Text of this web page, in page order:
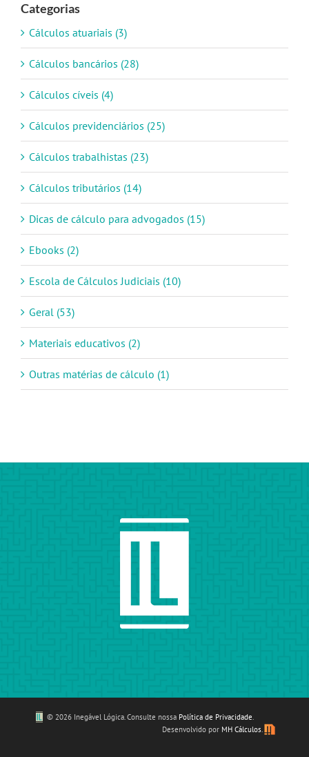
Categorias
Cálculos atuariais (3)
Cálculos bancários (28)
Cálculos cíveis (4)
Cálculos previdenciários (25)
Cálculos trabalhistas (23)
Cálculos tributários (14)
Dicas de cálculo para advogados (15)
Ebooks (2)
Escola de Cálculos Judiciais (10)
Geral (53)
Materiais educativos (2)
Outras matérias de cálculo (1)
©2026 Inegável Lógica. Consulte nossa Política de Privacidade.
Desenvolvido por MH Cálculos